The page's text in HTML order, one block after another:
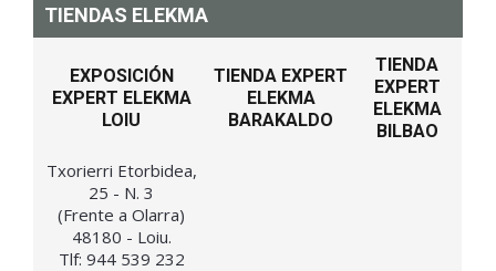
BLOG
CONTACTO
TIENDAS ELEKMA
EXPOSICIÓN
EXPERT ELEKMA
LOIU
TIENDA EXPERT
ELEKMA
BARAKALDO
TIENDA
EXPERT
ELEKMA
BILBAO
Txorierri Etorbidea,
25 - N. 3
(Frente a Olarra)
48180 - Loiu.
Tlf: 944 539 232